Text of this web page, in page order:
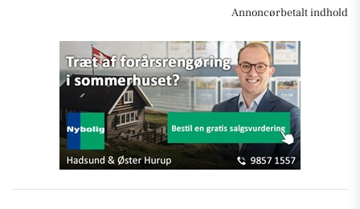
Annoncørbetalt indhold